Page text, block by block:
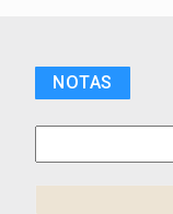
NOTAS